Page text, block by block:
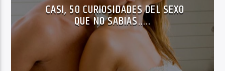
CASI, 50 CURIOSIDADES DEL SEXO
QUE NO SABIAS…..